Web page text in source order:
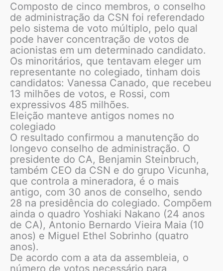
Composto de cinco membros, o conselho
de administração da CSN foi referendado
pelo sistema de voto múltiplo, pelo qual
pode haver concentração de votos de
acionistas em um determinado candidato.
Os minoritários, que tentavam eleger um
representante no colegiado, tinham dois
candidatos: Vanessa Canado, que recebeu
13 milhões de votos, e Rossi, com
expressivos 485 milhões.
Eleição manteve antigos nomes no
colegiado
O resultado confirmou a manutenção do
longevo conselho de administração. O
presidente do CA, Benjamin Steinbruch,
também CEO da CSN e do grupo Vicunha,
que controla a mineradora, é o mais
antigo, com 30 anos de conselho, sendo
28 na presidência do colegiado. Compõem
ainda o quadro Yoshiaki Nakano (24 anos
de CA), Antonio Bernardo Vieira Maia (10
anos) e Miguel Ethel Sobrinho (quatro
anos).
De acordo com a ata da assembleia, o